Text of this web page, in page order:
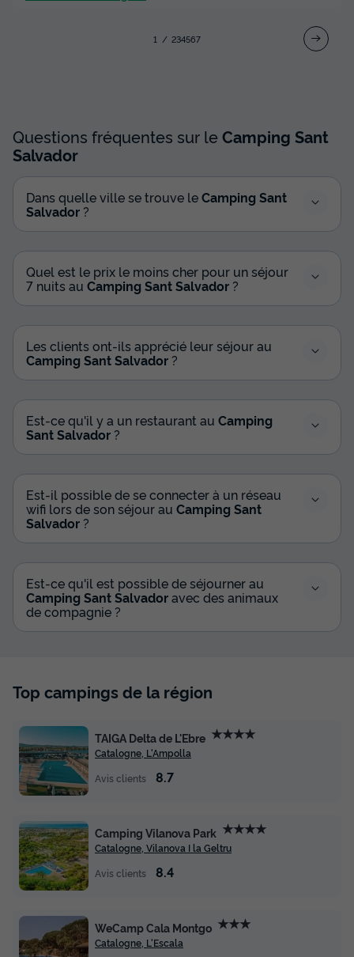
1 234567
Questions fréquentes sur leCamping Sant
Salvador
Dans quelle ville se trouve leCamping Sant
Salvador ?
Quel est le prix le moins cher pour un séjour
7 nuits au Camping Sant Salvador ?
Les clients ont-ils apprécié leur séjour au
Camping Sant Salvador ?
Est-ce qu'il y a un restaurant au Camping
Sant Salvador ?
Est-il possible de se connecter à un réseau
wifi lors de son séjour au Camping Sant
Salvador ?
Est-ce qu'il est possible de séjourner au
Camping Sant Salvadoravec des animaux
de compagnie ?
Top campings de la région
TAIGA Delta de L'Ebre ★★★★
Catalogne, L'Ampolla
Avis clients
8.7
Camping Vilanova Park ★★★★
Catalogne, Vilanova I la Geltru
Avis clients
8.4
WeCamp Cala Montgo ★★★
Catalogne, L'Escala